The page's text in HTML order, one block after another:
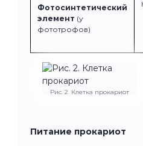
Фотосинтетический
элемент (у
фототрофов)
Рис. 2. Клетка прокариот
Питание прокариот